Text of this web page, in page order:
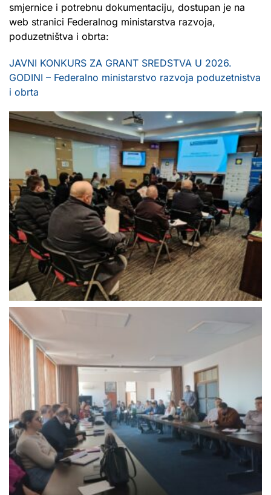
smjernice i potrebnu dokumentaciju, dostupan je na
web stranici Federalnog ministarstva razvoja,
poduzetništva i obrta:
JAVNI KONKURS ZA GRANT SREDSTVA U 2026.
GODINI – Federalno ministarstvo razvoja poduzetnistva
i obrta